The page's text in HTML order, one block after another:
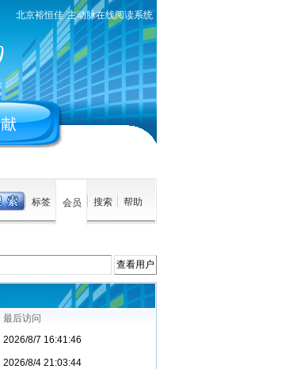
北京裕恒佳 主动脉在线阅读系统
标签 会员 搜索 帮助
最后访问
2026/8/7 16:41:46
2026/8/4 21:03:44